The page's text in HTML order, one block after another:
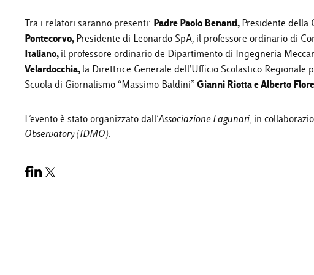
Tra i relatori saranno presenti: Padre Paolo Benanti,Presidente della
Pontecorvo,Presidente di Leonardo SpA, il professore ordinario di
Italiano,il professore ordinario de Dipartimento di Ingegneria
Velardocchia,la Direttrice Generale dell’Ufficio Scolastico Regionale
Scuola di Giornalismo “Massimo Baldini”Gianni Riotta e Alberto
L’evento è stato organizzato dall’Associazione Lagunari, in
Observatory (IDMO).